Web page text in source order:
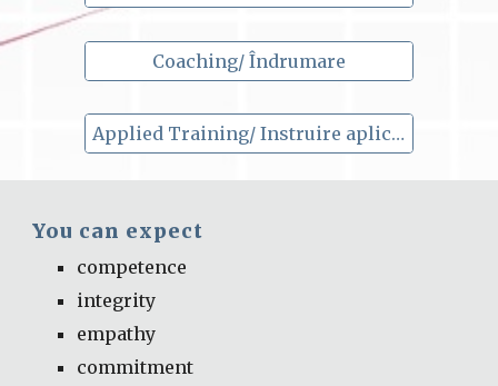
Coaching/ Îndrumare
Applied Training/ Instruire aplicată
You can expect
competence
integrity
empathy
commitment